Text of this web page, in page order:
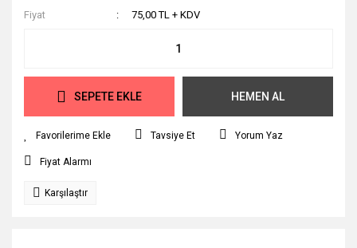
Fiyat
75,00 TL + KDV
SEPETE EKLE HEMEN AL
Tavsiye Et Yorum Yaz
Fiyat Alarmı
Karşılaştır